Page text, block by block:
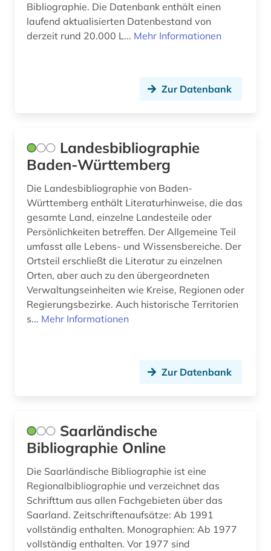
Bibliographie. Die Datenbank enthält einen
laufend aktualisierten Datenbestand von
derzeit rund 20.000 L... Mehr Informationen
Zur Datenbank
Landesbibliographie
Baden-Württemberg
Die Landesbibliographie von Baden-
Württemberg enthält Literaturhinweise, die das
gesamte Land, einzelne Landesteile oder
Persönlichkeiten betreffen. Der Allgemeine Teil
umfasst alle Lebens- und Wissensbereiche. Der
Ortsteil erschließt die Literatur zu einzelnen
Orten, aber auch zu den übergeordneten
Verwaltungseinheiten wie Kreise, Regionen oder
Regierungsbezirke. Auch historische Territorien
s... Mehr Informationen
Zur Datenbank
Saarländische
Bibliographie Online
Die Saarländische Bibliographie ist eine
Regionalbibliographie und verzeichnet das
Schrifttum aus allen Fachgebieten über das
Saarland. Zeitschriftenaufsätze: Ab 1991
vollständig enthalten. Monographien: Ab 1977
vollständig enthalten. Vor 1977 sind